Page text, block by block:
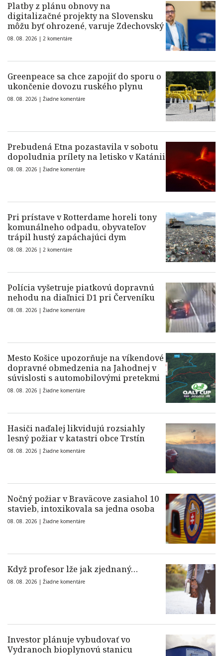
Platby z plánu obnovy na
digitalizačné projekty na Slovensku
môžu byť ohrozené, varuje Zdechovský
08. 08. 2026 | 2 komentáre
Greenpeace sa chce zapojiť do sporu o
ukončenie dovozu ruského plynu
08. 08. 2026 | Žiadne komentáre
Prebudená Etna pozastavila v sobotu
dopoludnia prílety na letisko v Katánii
08. 08. 2026 | Žiadne komentáre
Pri prístave v Rotterdame horeli tony
komunálneho odpadu, obyvateľov
trápil hustý zapáchajúci dym
08. 08. 2026 | 2 komentáre
Polícia vyšetruje piatkovú dopravnú
nehodu na diaľnici D1 pri Červeníku
08. 08. 2026 | Žiadne komentáre
Mesto Košice upozorňuje na víkendové
dopravné obmedzenia na Jahodnej v
súvislosti s automobilovými pretekmi
08. 08. 2026 | Žiadne komentáre
Hasiči naďalej likvidujú rozsiahly
lesný požiar v katastri obce Trstín
08. 08. 2026 | Žiadne komentáre
Nočný požiar v Braväcove zasiahol 10
stavieb, intoxikovala sa jedna osoba
08. 08. 2026 | Žiadne komentáre
Když profesor lže jak zjednaný…
08. 08. 2026 | Žiadne komentáre
Investor plánuje vybudovať vo
Vydranoch bioplynovú stanicu